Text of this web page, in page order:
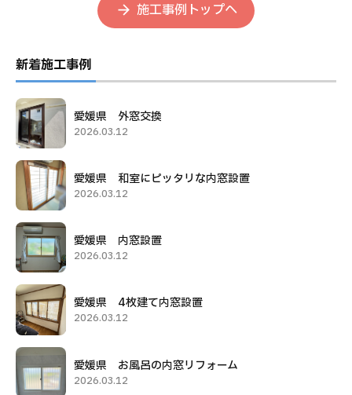
施工事例トップへ
新着施工事例
愛媛県 外窓交換
2026.03.12
愛媛県 和室にピッタリな内窓設置
2026.03.12
愛媛県 内窓設置
2026.03.12
愛媛県 4枚建て内窓設置
2026.03.12
愛媛県 お風呂の内窓リフォーム
2026.03.12